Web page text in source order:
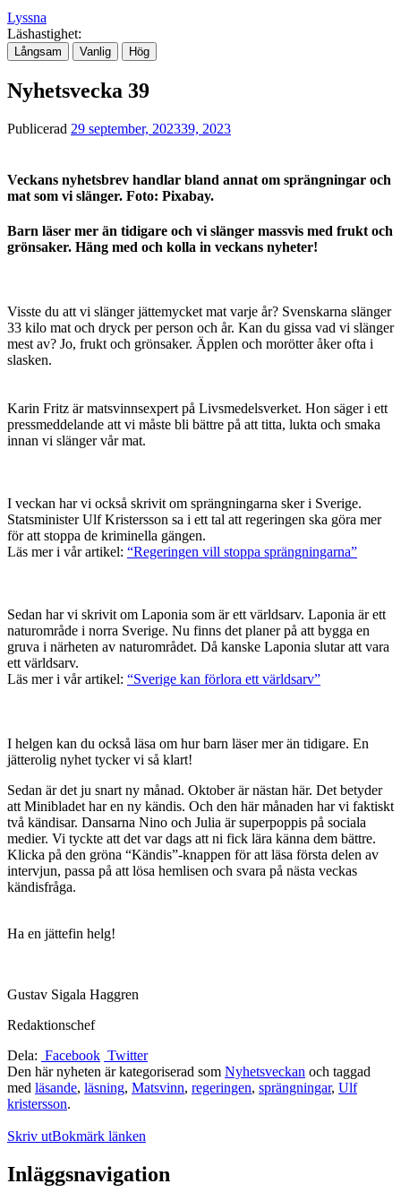
Lyssna
Läshastighet:
Långsam Vanlig Hög
Nyhetsvecka 39
Publicerad 29 september, 202339, 2023
Veckans nyhetsbrev handlar bland annat om sprängningar och
mat som vi slänger. Foto: Pixabay.
Barn läser mer än tidigare och vi slänger massvis med frukt och
grönsaker. Häng med och kolla in veckans nyheter!
Visste du att vi slänger jättemycket mat varje år? Svenskarna slänger
33 kilo mat och dryck per person och år. Kan du gissa vad vi slänger
mest av? Jo, frukt och grönsaker. Äpplen och morötter åker ofta i
slasken.
Karin Fritz är matsvinnsexpert på Livsmedelsverket. Hon säger i ett
pressmeddelande att vi måste bli bättre på att titta, lukta och smaka
innan vi slänger vår mat.
I veckan har vi också skrivit om sprängningarna sker i Sverige.
Statsminister Ulf Kristersson sa i ett tal att regeringen ska göra mer
för att stoppa de kriminella gängen.
Läs mer i vår artikel: “Regeringen vill stoppa sprängningarna”
Sedan har vi skrivit om Laponia som är ett världsarv. Laponia är ett
naturområde i norra Sverige. Nu finns det planer på att bygga en
gruva i närheten av naturområdet. Då kanske Laponia slutar att vara
ett världsarv.
Läs mer i vår artikel: “Sverige kan förlora ett världsarv”
I helgen kan du också läsa om hur barn läser mer än tidigare. En
jätterolig nyhet tycker vi så klart!
Sedan är det ju snart ny månad. Oktober är nästan här. Det betyder
att Minibladet har en ny kändis. Och den här månaden har vi faktiskt
två kändisar. Dansarna Nino och Julia är superpoppis på sociala
medier. Vi tyckte att det var dags att ni fick lära känna dem bättre.
Klicka på den gröna “Kändis”-knappen för att läsa första delen av
intervjun, passa på att lösa hemlisen och svara på nästa veckas
kändisfråga.
Ha en jättefin helg!
Gustav Sigala Haggren
Redaktionschef
Dela: Facebook Twitter
Den här nyheten är kategoriserad som Nyhetsveckan och taggad
med läsande, läsning, Matsvinn, regeringen, sprängningar, Ulf
kristersson.
Skriv utBokmärk länken
Inläggsnavigation